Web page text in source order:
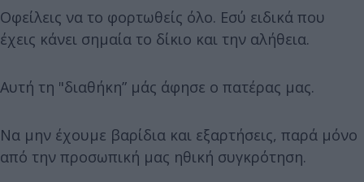
Οφείλεις να το φορτωθείς όλο. Εσύ ειδικά που
έχεις κάνει σημαία το δίκιο και την αλήθεια.
Αυτή τη "διαθήκη” μάς άφησε ο πατέρας μας.
Να μην έχουμε βαρίδια και εξαρτήσεις, παρά μόνο
από την προσωπική μας ηθική συγκρότηση.